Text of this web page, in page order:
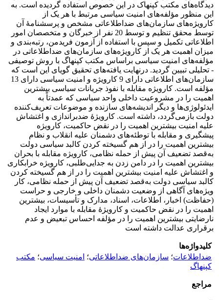
دیدگاه‌های مکتب کپنهاک در این خصوص استفاده گردیده است. به
این منظور مؤلفه‌های امنیت سیاسی مرتبط با هر یک از
کارویژه‌های سازمان‌های ضداطلاعاتی مشخص و پرسشنامۀ آن
توسط محقق تنظیم و توسط 20 نفر از خبرگان و متخصصان امور
اطلاعاتی تکمیل و سپس با استفاده از آزمون فریدمن، رتبه‌بندی و
میزان اهمیت هر یک از کارویژه‌های سازمان‌های ضداطلاعاتی در
مؤلفه‌های امنیت سیاسی براساس مکتب کپنهاگ با روش توصیفی
- تحلیلی تبیین گردید. درنهایت یافته‌های تحقیق گویای این است که
سازمان‌های اطلاعاتی دارای 9 کارویژه و امنیت سیاسی دارای 13
مؤلفه است. کارویژه مقابله با نفوذ جریانات سیاسی بیشترین
اهمیت را در مشروعیت داخلی واحد سیاسی که عمدتاً به
ایدئولوژی‌ها و دیگر اندیشه‌های سازنده و موضوعات تعریف‌کننده
دولت بازمی‌گردد، داشته است. کارویژۀ ضدبراندازی و اغتشاش
علیه امنیت بیشترین اهمیت را در نقض حاکمیت، کارویژه
پیشگیری و مقابله با توطئه‌های دشمنان علیه انقلاب و نظام
بیشترین اهمیت را در از هم‌ گسیخته کردن کالبد سیاسی دولت
به‌قصد تضعیف آن پیش از حمله نظامی، کارویژه مقابله با بحران
بیشترین اهمیت را در دامن زدن به جدایی‌طلبی، کارویژه خرابکاری
و اغتشاش علیه امنیت بیشترین اهمیت را در از هم ‌گسیخته کردن
کالبد سیاسی دولت به‌قصد تضعیف آن پیش از حمله نظامی، کار
ویژه‌های آگاهی از وضعیت دشمنان داخلی و خارجی و حراست
(حفاظت) اخبار، اطلاعات، اسناد، مدارک و تأسیسات، بیشترین
اهمیت را در نقض حاکمیت و کارویژۀ مقابله با موارد ایجاد
نارضایتی بیشترین اهمیت را در مؤلفه احساس تبعیض و عدم
برقراری عدالت داشته است
کلیدواژه‌ها
ضداطلاعات؛ سازمان‌های ضداطلاعاتی؛ امنیت سیاسی؛ مکتب
کپنهاگ
مراجع